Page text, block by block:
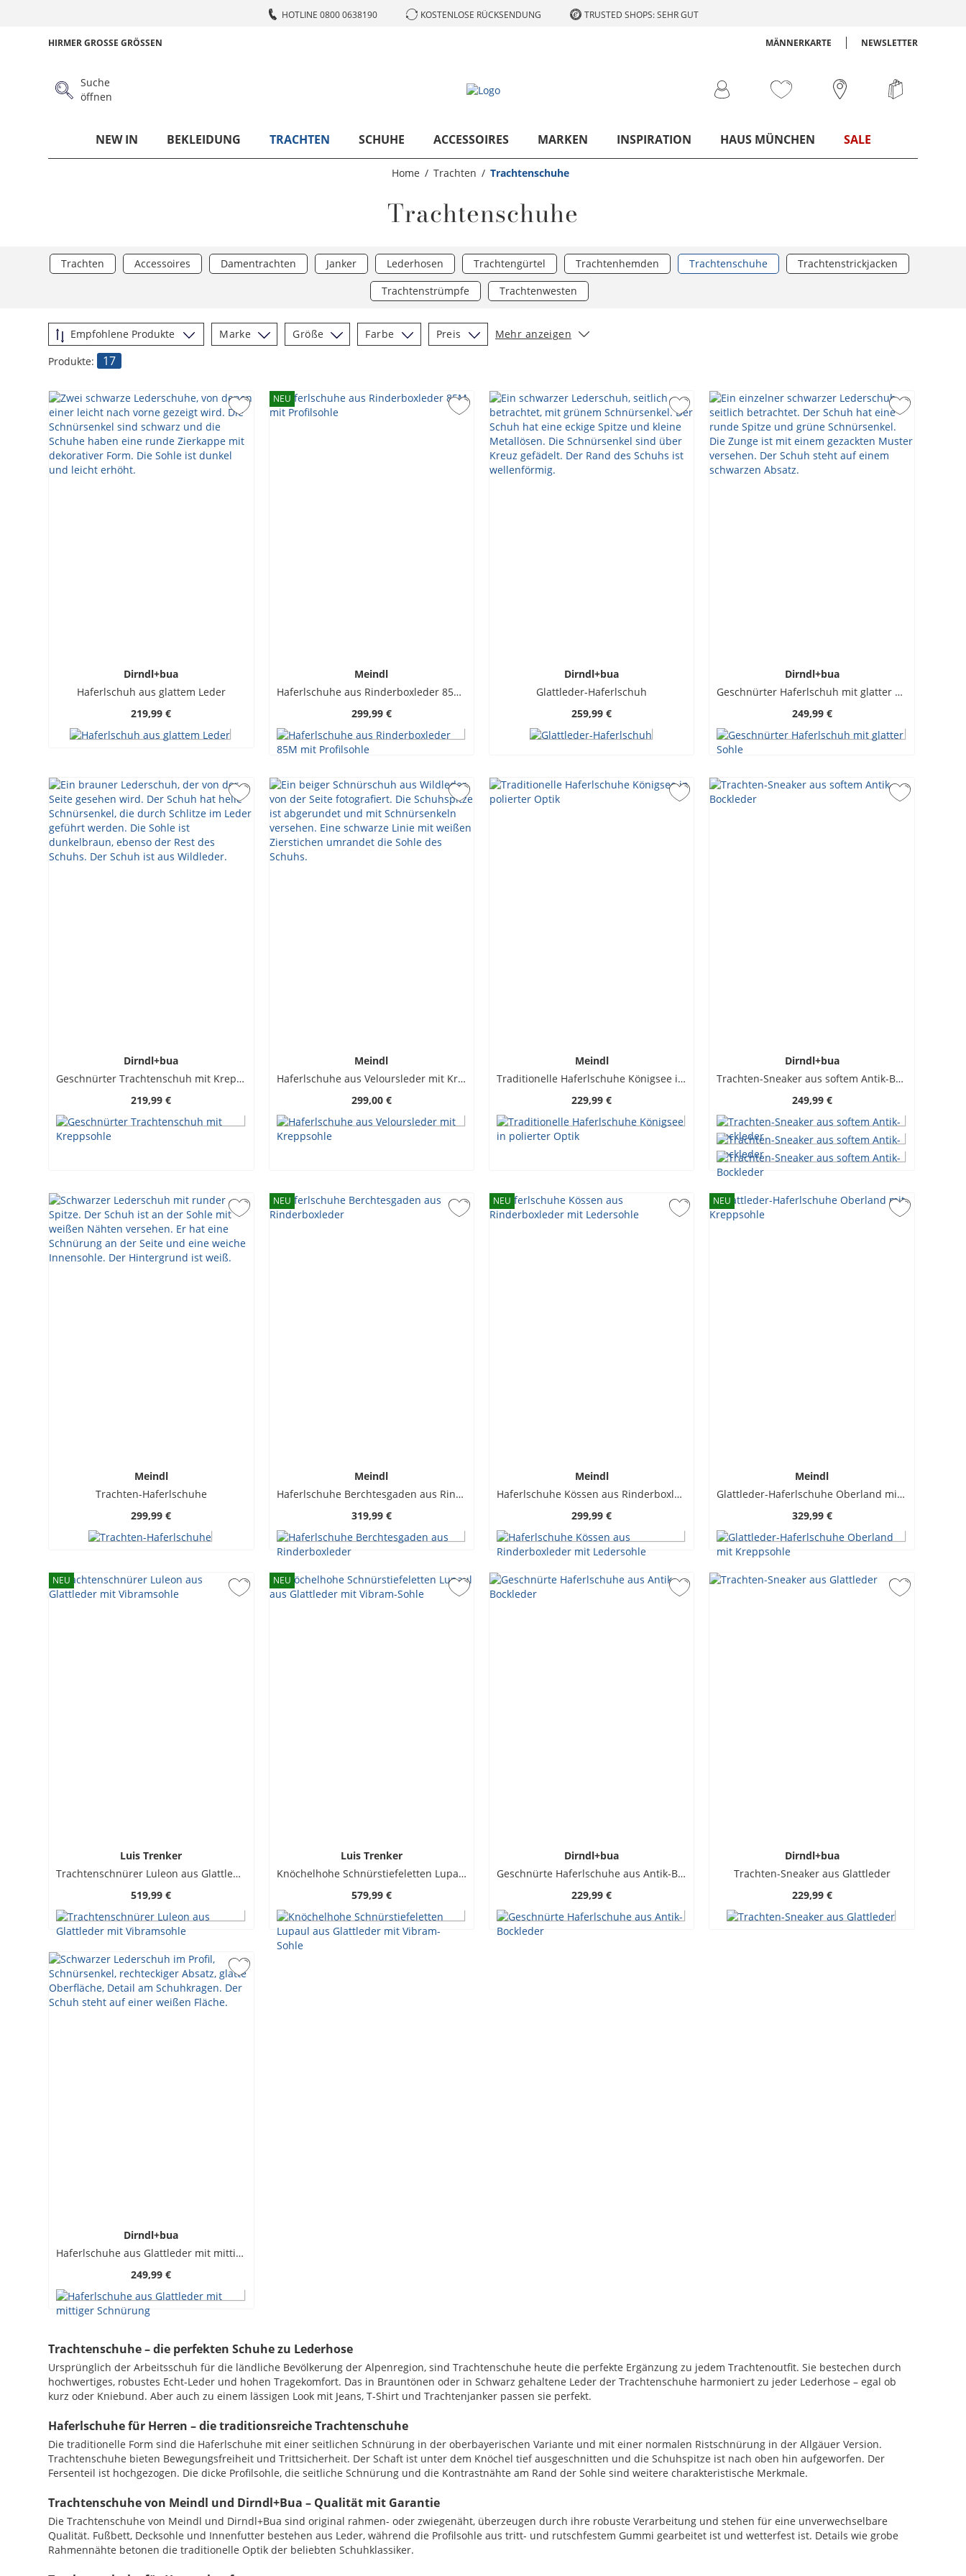
HOTLINE 0800 0638190 KOSTENLOSE RÜCKSENDUNG TRUSTED SHOPS: SEHR GUT
HIRMER GROSSE GRÖSSEN MÄNNERKARTE NEWSLETTER
Suche
öffnen
NEW IN BEKLEIDUNG TRACHTEN SCHUHE ACCESSOIRES MARKEN INSPIRATION HAUS MÜNCHEN SALE
Home Trachten Trachtenschuhe
Trachtenschuhe
Trachten Accessoires Damentrachten Janker Lederhosen Trachtengürtel Trachtenhemden Trachtenschuhe
Trachtenstrickjacken
Trachtenstrümpfe
Trachtenwesten
Marke Größe Farbe Preis
Mehr anzeigen
Produkte:
17
Dirndl+bua
Haferlschuh aus glattem Leder
219,99 €
NEU
Meindl
Haferlschuhe aus Rinderboxleder 85M mit Profilsohle
299,99 €
Dirndl+bua
Glattleder-Haferlschuh
259,99 €
Dirndl+bua
Geschnürter Haferlschuh mit glatter Sohle
249,99 €
Dirndl+bua
Geschnürter Trachtenschuh mit Kreppsohle
219,99 €
Meindl
Haferlschuhe aus Veloursleder mit Kreppsohle
299,00 €
Meindl
Traditionelle Haferlschuhe Königsee in polierter Optik
229,99 €
Dirndl+bua
Trachten-Sneaker aus softem Antik-Bockleder
249,99 €
Meindl
Trachten-Haferlschuhe
299,99 €
NEU
Meindl
Haferlschuhe Berchtesgaden aus Rinderboxleder
319,99 €
NEU
Meindl
Haferlschuhe Kössen aus Rinderboxleder mit Ledersohle
299,99 €
NEU
Meindl
Glattleder-Haferlschuhe Oberland mit Kreppsohle
329,99 €
NEU
Luis Trenker
Trachtenschnürer Luleon aus Glattleder mit Vibramsohle
519,99 €
NEU
Luis Trenker
Knöchelhohe Schnürstiefeletten Lupaul aus Glattleder mit Vibram-Sohle
579,99 €
Dirndl+bua
Geschnürte Haferlschuhe aus Antik-Bockleder
229,99 €
Dirndl+bua
Trachten-Sneaker aus Glattleder
229,99 €
Dirndl+bua
Haferlschuhe aus Glattleder mit mittiger Schnürung
249,99 €
Trachtenschuhe – die perfekten Schuhe zu Lederhose
Ursprünglich der Arbeitsschuh für die ländliche Bevölkerung der Alpenregion, sind Trachtenschuhe heute die perfekte Ergänzung zu jedem Trachtenoutfit. Sie bestechen durch
hochwertiges, robustes Echt-Leder und hohen Tragekomfort. Das in Brauntönen oder in Schwarz gehaltene Leder der Trachtenschuhe harmoniert zu jeder Lederhose – egal ob
kurz oder Kniebund. Aber auch zu einem lässigen Look mit Jeans, T-Shirt und Trachtenjanker passen sie perfekt.
Haferlschuhe für Herren – die traditionsreiche Trachtenschuhe
Die traditionelle Form sind die Haferlschuhe mit einer seitlichen Schnürung in der oberbayerischen Variante und mit einer normalen Ristschnürung in der Allgäuer Version.
Trachtenschuhe bieten Bewegungsfreiheit und Trittsicherheit. Der Schaft ist unter dem Knöchel tief ausgeschnitten und die Schuhspitze ist nach oben hin aufgeworfen. Der
Fersenteil ist hochgezogen. Die dicke Profilsohle, die seitliche Schnürung und die Kontrastnähte am Rand der Sohle sind weitere charakteristische Merkmale.
Trachtenschuhe von Meindl und Dirndl+Bua – Qualität mit Garantie
Die Trachtenschuhe von Meindl und Dirndl+Bua sind original rahmen- oder zwiegenäht, überzeugen durch ihre robuste Verarbeitung und stehen für eine unverwechselbare
Qualität. Fußbett, Decksohle und Innenfutter bestehen aus Leder, während die Profilsohle aus tritt- und rutschfestem Gummi gearbeitet ist und wetterfest ist. Details wie grobe
Rahmennähte betonen die traditionelle Optik der beliebten Schuhklassiker.